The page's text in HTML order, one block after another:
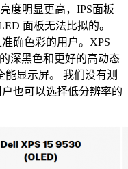
度明显更高，IPS面板
面板无法比拟的。
确色彩的用户。 XPS
深黑色和更好的高动态
显示屏。
我们 没有测
也可以选择低分辨率的